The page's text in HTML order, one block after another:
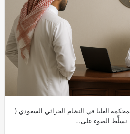
العليا في النظام الجزائي السعودي (
نسلِّط الضوء على…